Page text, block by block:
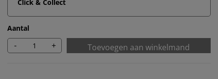
Click & Collect
Aantal
- + Toevoegen aan winkelmand